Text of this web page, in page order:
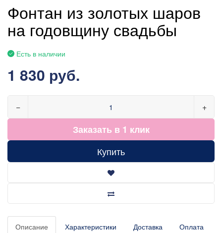
Фонтан из золотых шаров
на годовщину свадьбы
Есть в наличии
1 830 руб.
− +
Заказать в 1 клик
Купить
Описание Характеристики Доставка Оплата